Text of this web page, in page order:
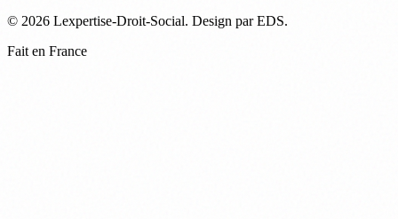
© 2026 Lexpertise-Droit-Social. Design par EDS.
Fait en France